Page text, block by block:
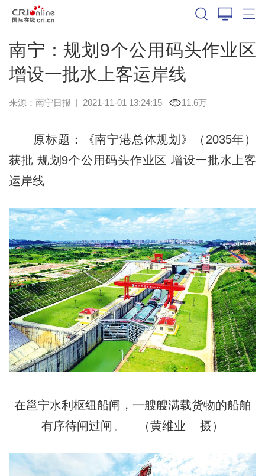
南宁：规划9个公用码头作业区
增设一批水上客运岸线
来源： 南宁日报 | 2021-11-01 13:24:15 11.6万
原标题：《南宁港总体规划》（2035年）
获批 规划9个公用码头作业区 增设一批水上客
运岸线
在邕宁水利枢纽船闸，一艘艘满载货物的船舶
有序待闸过闸。 （黄维业 摄）